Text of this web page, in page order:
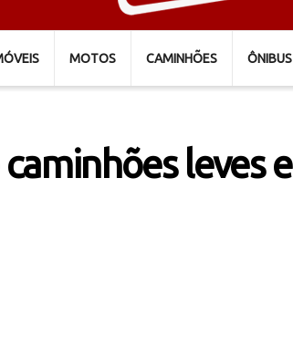
MOTOS CAMINHÕES ÔNIBUS
leves e